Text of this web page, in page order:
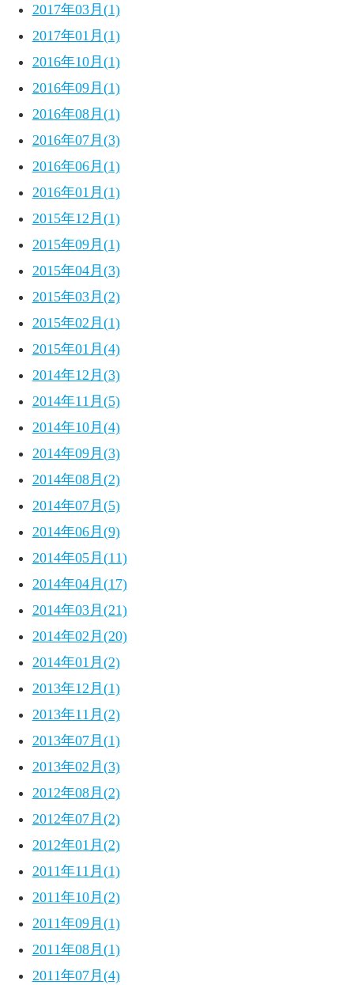
2017年03月(1)
2017年01月(1)
2016年10月(1)
2016年09月(1)
2016年08月(1)
2016年07月(3)
2016年06月(1)
2016年01月(1)
2015年12月(1)
2015年09月(1)
2015年04月(3)
2015年03月(2)
2015年02月(1)
2015年01月(4)
2014年12月(3)
2014年11月(5)
2014年10月(4)
2014年09月(3)
2014年08月(2)
2014年07月(5)
2014年06月(9)
2014年05月(11)
2014年04月(17)
2014年03月(21)
2014年02月(20)
2014年01月(2)
2013年12月(1)
2013年11月(2)
2013年07月(1)
2013年02月(3)
2012年08月(2)
2012年07月(2)
2012年01月(2)
2011年11月(1)
2011年10月(2)
2011年09月(1)
2011年08月(1)
2011年07月(4)